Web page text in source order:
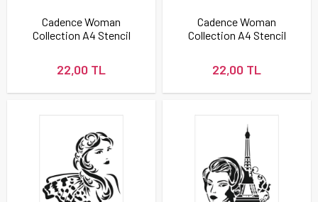
Cadence Woman
Collection A4 Stencil
22,00 TL
Cadence Woman
Collection A4 Stencil
22,00 TL